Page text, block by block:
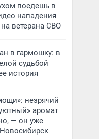
поедешь в
нападения
ветерана СВО
в гармошку: в
судьбой
история
незрячий
аромат
— он уже